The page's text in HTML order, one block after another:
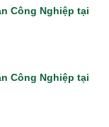
Công Nghiệp tại
Công Nghiệp tại